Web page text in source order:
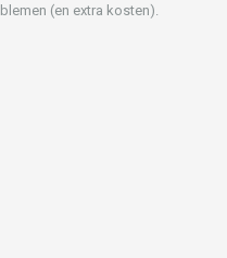
(en extra kosten).